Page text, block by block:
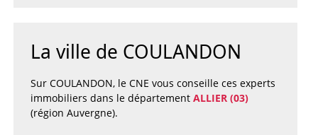
La ville de COULANDON
Sur COULANDON, le CNE vous conseille ces experts
immobiliers dans le département ALLIER (03)
(région Auvergne).